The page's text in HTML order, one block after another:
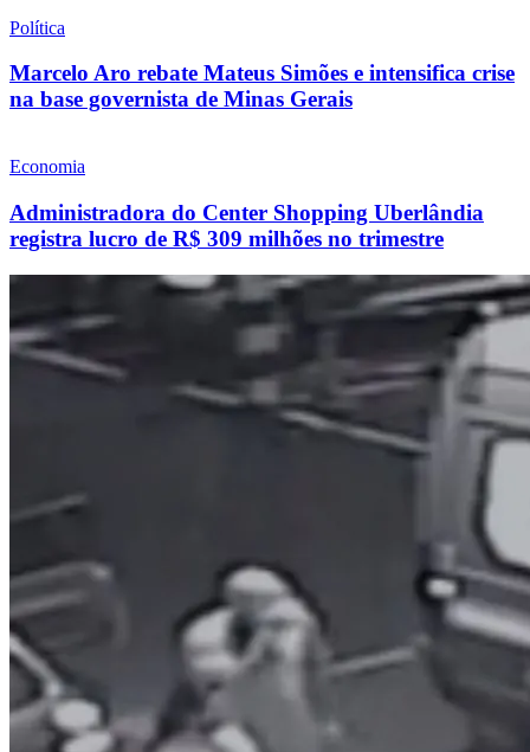
Política
Marcelo Aro rebate Mateus Simões e intensifica crise
na base governista de Minas Gerais
Economia
Administradora do Center Shopping Uberlândia
registra lucro de R$ 309 milhões no trimestre